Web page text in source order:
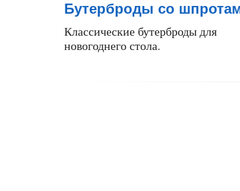
Бутерброды со
Классические бутерброды для
новогоднего стола.